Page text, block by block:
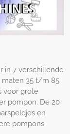
in 7 verschillende
maten 35 t/m 85
voor grote
pompon. De 20
en
pompons.